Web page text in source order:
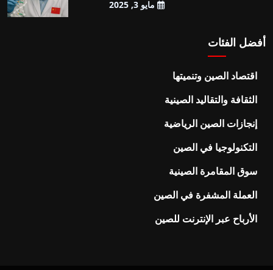
مايو 3, 2025
أفضل الفئات
اقتصاد الصين وتنميتها
الثقافة والتقاليد الصينية
إنجازات الصين الرياضية
التكنولوجيا في الصين
سوق المقامرة الصينية
العملة المشفرة في الصين
الأرباح عبر الإنترنت للصين